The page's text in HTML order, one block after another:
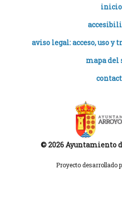
inicio
aviso legal: acceso, uso y
mapa del
© 2026 Ayuntamiento
Proyecto desarrollado